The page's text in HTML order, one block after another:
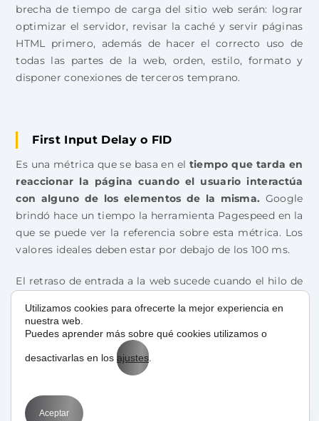
brecha de tiempo de carga del sitio web serán: lograr
optimizar el servidor, revisar la caché y servir páginas
HTML primero, además de hacer el correcto uso de
todas las partes de la web, orden, estilo, formato y
disponer conexiones de terceros temprano.
First Input Delay o FID
Es una métrica que se basa en el tiempo que tarda en
reaccionar la página cuando el usuario interactúa
con alguno de los elementos de la misma. Google
brindó hace un tiempo la herramienta Pagespeed en la
que se puede ver la referencia sobre esta métrica. Los
valores ideales deben estar por debajo de los 100 ms.
El retraso de entrada a la web sucede cuando el hilo de
usuario responda. Algunas de las causas de este
problema son ocasionados por la ejecución del
JavaScript, entonces hay que analizar en qué parte del
código se está produciendo el problema.
Utilizamos cookies para ofrecerte la mejor experiencia en
nuestra web.
Puedes aprender más sobre qué cookies utilizamos o
desactivarlas en los ajustes
Aceptar